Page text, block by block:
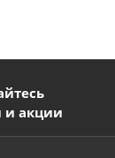
и акции